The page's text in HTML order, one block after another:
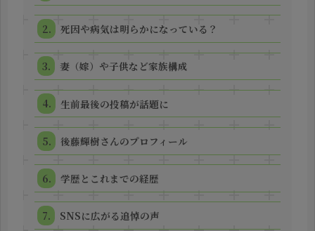
死因や病気は明らかになっている？
妻（嫁）や子供など家族構成
生前最後の投稿が話題に
後藤輝樹さんのプロフィール
学歴とこれまでの経歴
SNSに広がる追悼の声